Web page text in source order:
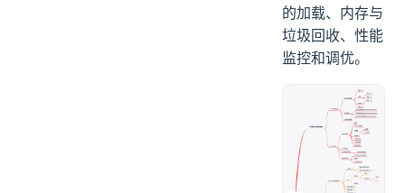
的加载、内存与
垃圾回收、性能
监控和调优。